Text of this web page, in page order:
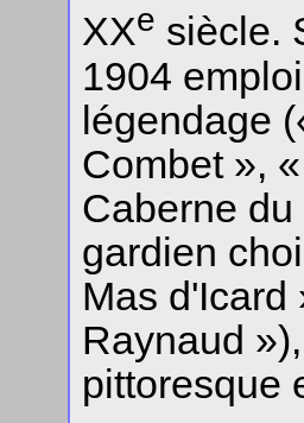
XXe siècle.
1904
légendage
Combet »,
Caberne
gardien
Mas d'Icard
Raynaud
pittoresque